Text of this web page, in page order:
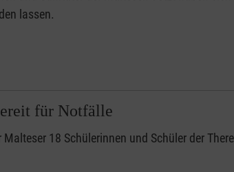
lassen.
für Notfälle
18 Schülerinnen und Schüler der